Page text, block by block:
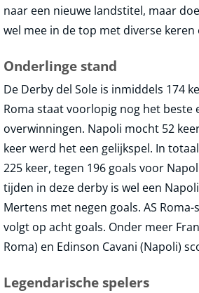
naar een nieuwe landstitel, maar
wel mee in de top met diverse keren
Onderlinge stand
De Derby del Sole is inmiddels 174
Roma staat voorlopig nog het beste
overwinningen. Napoli mocht 52
keer werd het een gelijkspel. In
225 keer, tegen 196 goals voor
tijden in deze derby is wel een
Mertens met negen goals. AS
volgt op acht goals. Onder meer
Roma) en Edinson Cavani (Napoli)
Legendarische spelers